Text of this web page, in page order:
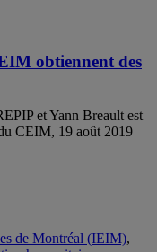
obtiennent des
et Yann Breault est
CEIM, 19 août 2019
de Montréal (IEIM),